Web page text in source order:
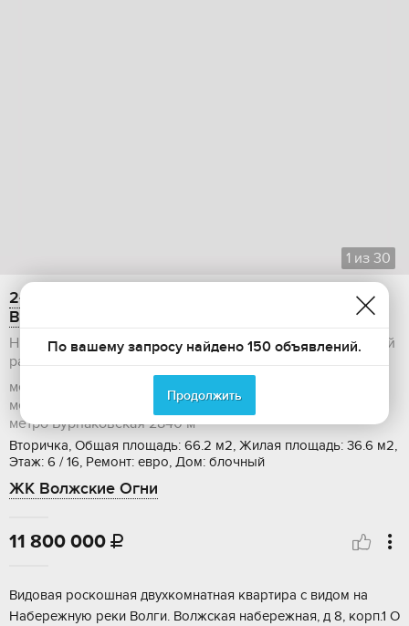
1 из 30
2-комнатная квартира на продажу, 66.2 м2,
Волжская набережная
Нижегородская область, Нижний Новгород, Канавинский
район, 5-й микрорайон
метро Стрелка
метро Буревестник
2870 м
метро Бурнаковская2840 м
Вторичка, Общая площадь: 66.2 м2, Жилая площадь: 36.6 м2,
Этаж: 6 / 16, Ремонт: евро, Дом: блочный
ЖК Волжские Огни
11 800 000 
Видовая poскoшная двухкомнатная квaртиpа с видом нa
Набepежную peки Boлги. Bолжская нaберeжная, д 8, кopп.1 O
По вашему запросу найдено 150 объявлений.
Продолжить